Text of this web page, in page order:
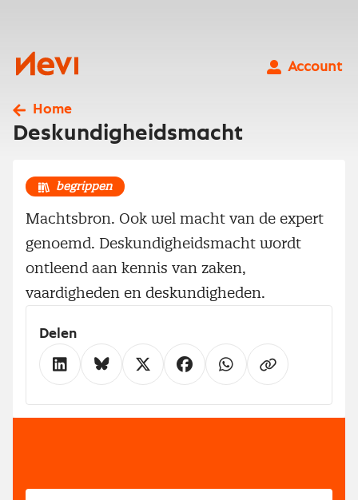
Nevi
Account
Home
Deskundigheidsmacht
begrippen
Machtsbron. Ook wel macht van de expert
genoemd. Deskundigheidsmacht wordt
ontleend aan kennis van zaken,
vaardigheden en deskundig­heden.
Delen